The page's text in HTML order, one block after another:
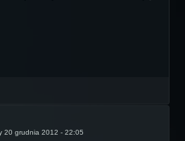
20 grudnia 2012 - 22:05